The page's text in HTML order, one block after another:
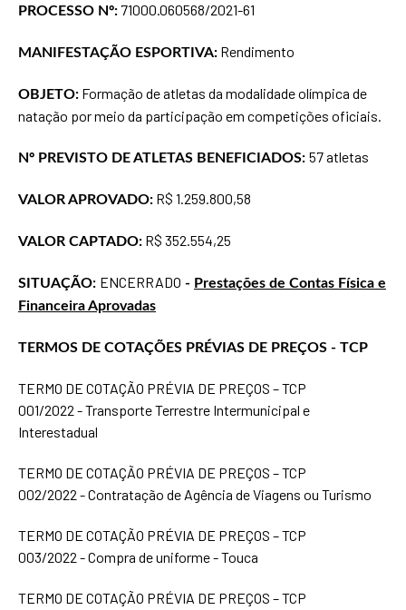
PROCESSO Nº: 71000.060568/2021-61
MANIFESTAÇÃO ESPORTIVA: Rendimento
OBJETO: Formação de atletas da modalidade olímpica de
natação por meio da participação em competições oficiais.
Nº PREVISTO DE ATLETAS BENEFICIADOS: 57 atletas
VALOR APROVADO: R$ 1.259.800,58
VALOR CAPTADO: R$ 352.554,25
SITUAÇÃO: ENCERRADO - Prestações de Contas Física e
Financeira Aprovadas
TERMOS DE COTAÇÕES PRÉVIAS DE PREÇOS - TCP
TERMO DE COTAÇÃO PRÉVIA DE PREÇOS – TCP
001/2022 - Transporte Terrestre Intermunicipal e
Interestadual
TERMO DE COTAÇÃO PRÉVIA DE PREÇOS – TCP
002/2022 - Contratação de Agência de Viagens ou Turismo
TERMO DE COTAÇÃO PRÉVIA DE PREÇOS – TCP
003/2022 - Compra de uniforme - Touca
TERMO DE COTAÇÃO PRÉVIA DE PREÇOS – TCP